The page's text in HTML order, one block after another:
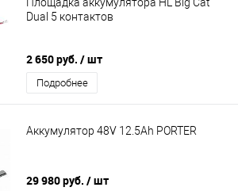
Dual 5 контактов
2 650 руб. / шт
Подробнее
Аккумулятор 48V 12.5Ah PORTER
29 980 руб. / шт